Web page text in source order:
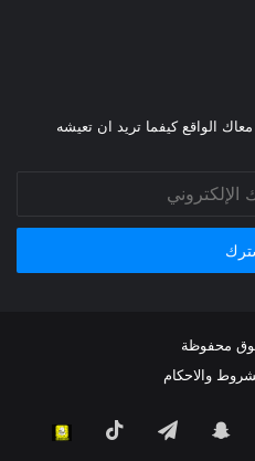
الواقع كيفما تريد ان تعيشه
محفوظة
والاحكام
انستقرامسناب تيلقرام TikTok